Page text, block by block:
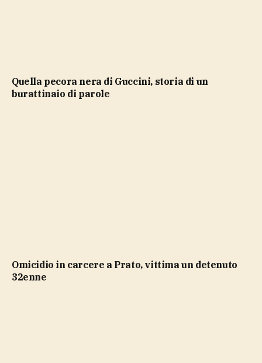
Quella pecora nera di Guccini, storia di un
burattinaio di parole
Omicidio in carcere a Prato, vittima un detenuto
32enne